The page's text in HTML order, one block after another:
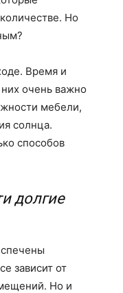
Но
Время и
очень важно
мебели,
солнца.
способов
долгие
зависит от
Но и